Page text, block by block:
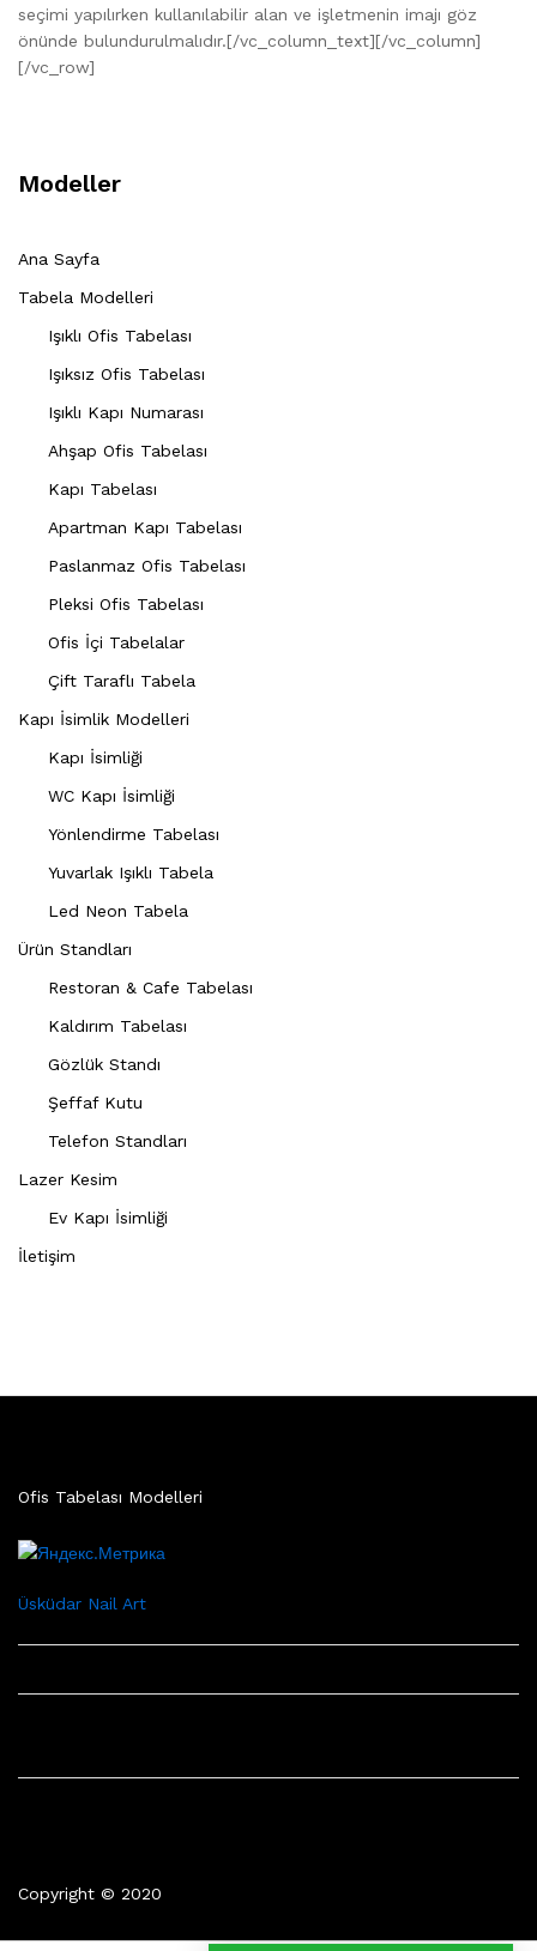
seçimi yapılırken kullanılabilir alan ve işletmenin imajı göz
önünde bulundurulmalıdır.[/vc_column_text][/vc_column]
[/vc_row]
Modeller
Ana Sayfa
Tabela Modelleri
Işıklı Ofis Tabelası
Işıksız Ofis Tabelası
Işıklı Kapı Numarası
Ahşap Ofis Tabelası
Kapı Tabelası
Apartman Kapı Tabelası
Paslanmaz Ofis Tabelası
Pleksi Ofis Tabelası
Ofis İçi Tabelalar
Çift Taraflı Tabela
Kapı İsimlik Modelleri
Kapı İsimliği
WC Kapı İsimliği
Yönlendirme Tabelası
Yuvarlak Işıklı Tabela
Led Neon Tabela
Ürün Standları
Restoran & Cafe Tabelası
Kaldırım Tabelası
Gözlük Standı
Şeffaf Kutu
Telefon Standları
Lazer Kesim
Ev Kapı İsimliği
İletişim
Ofis Tabelası Modelleri
Üsküdar Nail Art
Copyright © 2020